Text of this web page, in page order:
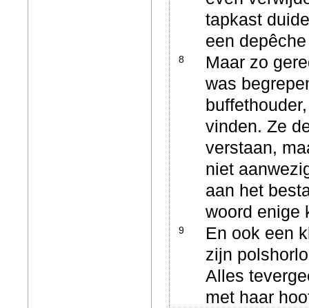
tapkast
een depêche
8
Maar zo
was
vinden. Ze
verstaan,
niet
aan het
woord enige
9
En ook een
zijn
Alles
met haar